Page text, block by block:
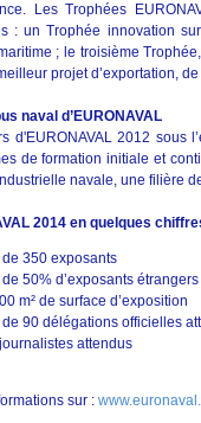
Les Trophées
: un Trophée innovation
; le troisième
projet d’exportation,
naval d’EURONAVAL
d'EURONAVAL 2012 sous
de formation initiale et
navale, une filière
2014 en quelques
de 350 exposants
de 50% d’exposants
m² de surface d’exposition
de 90 délégations officielles
attendus
sur :